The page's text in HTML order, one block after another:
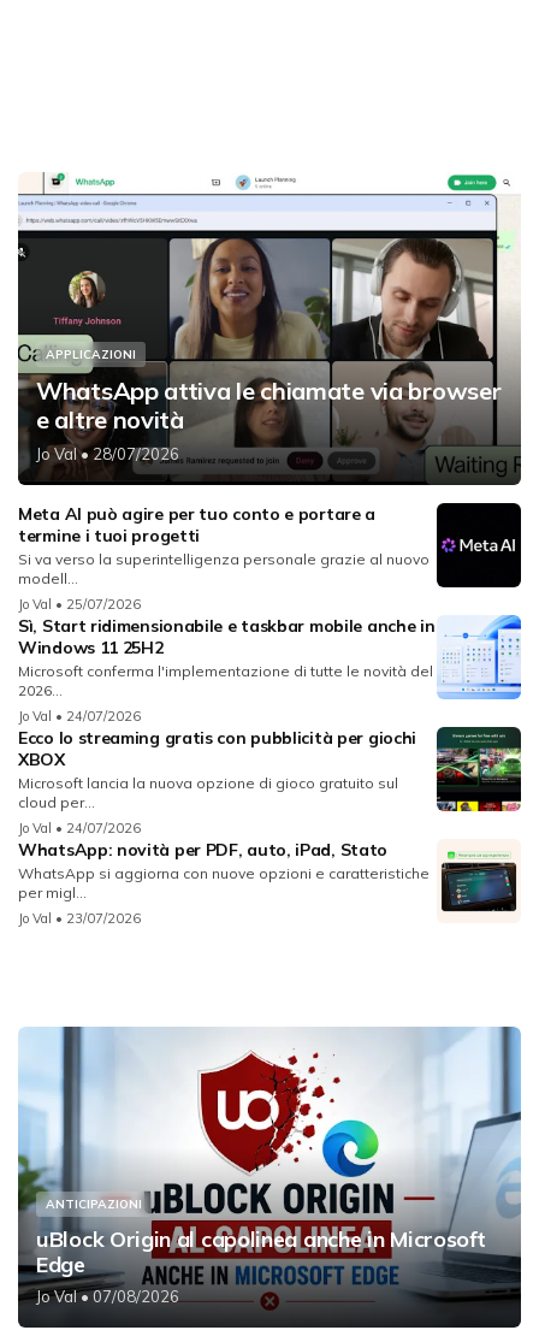
APPLICAZIONI
WhatsApp attiva le chiamate via browser
e altre novità
Jo Val• 28/07/2026
Meta AI può agire per tuo conto e portare a
termine i tuoi progetti
Si va verso la superintelligenza personale grazie al nuovo
modell...
Jo Val • 25/07/2026
Sì, Start ridimensionabile e taskbar mobile anche in
Windows 11 25H2
Microsoft conferma l'implementazione di tutte le novità del
2026...
Jo Val • 24/07/2026
Ecco lo streaming gratis con pubblicità per giochi
XBOX
Microsoft lancia la nuova opzione di gioco gratuito sul
cloud per...
Jo Val • 24/07/2026
WhatsApp: novità per PDF, auto, iPad, Stato
WhatsApp si aggiorna con nuove opzioni e caratteristiche
per migl...
Jo Val • 23/07/2026
ANTICIPAZIONI
uBlock Origin al capolinea anche in Microsoft
Edge
Jo Val• 07/08/2026